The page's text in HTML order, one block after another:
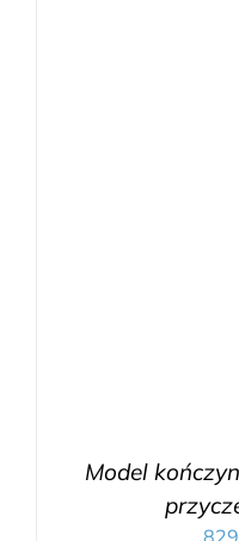
Model